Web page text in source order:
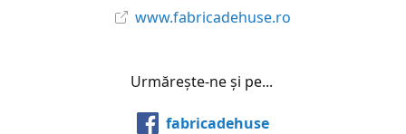
www.fabricadehuse.ro
Urmărește-ne și pe...
fabricadehuse